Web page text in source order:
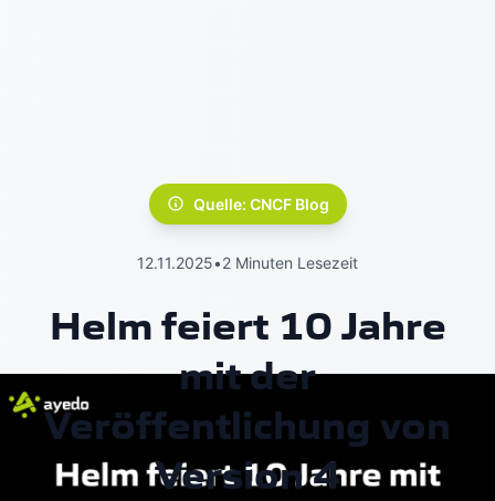
Quelle: CNCF Blog
12.11.2025•2 Minuten Lesezeit
Helm feiert 10 Jahre
mit der
Veröffentlichung von
Version 4